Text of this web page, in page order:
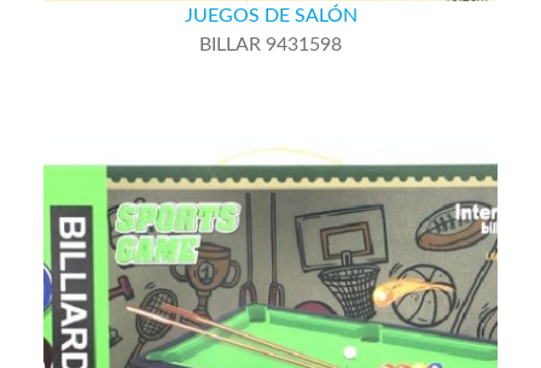
JUEGOS DE SALÓN
BILLAR 9431598